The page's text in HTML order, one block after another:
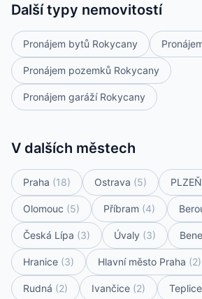
Další typy nemovitostí
Pronájem bytů Rokycany
Pronájem pozemků Rokycany
Pronájem garáží Rokycany
V dalších městech
Praha (18) Ostrava (5) PLZEŇ
Olomouc (5) Příbram (4)
Česká Lípa (3) Úvaly (3)
Hranice (3) Hlavní město Praha (2)
Rudná (2) Ivančice (2) Teplice